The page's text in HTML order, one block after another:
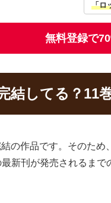
「ロ
無料登録で
結してる？11
の作品です。そのた
新刊が発売されるまで